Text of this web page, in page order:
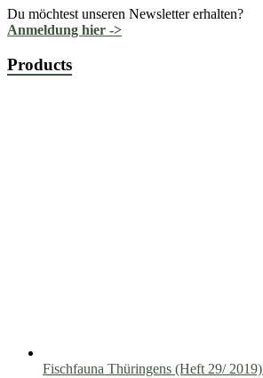
Du möchtest unseren Newsletter erhalten?
Anmeldung hier ->
Products
Fischfauna Thüringens (Heft 29/ 2019)